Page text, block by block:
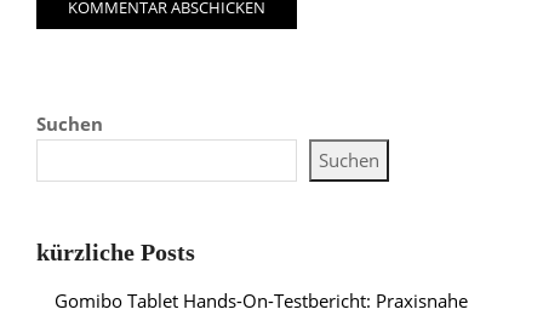
Suchen
Suchen
kürzliche Posts
Gomibo Tablet Hands-On-Testbericht: Praxisnahe